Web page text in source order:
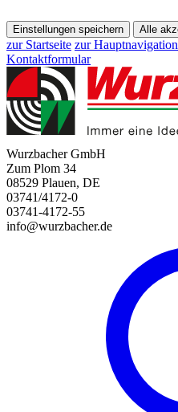
Einstellungen speichern Alle
zur Startseite zur Hauptnavigation
Kontaktformular
Wurzbacher GmbH
Zum Plom 34
08529 Plauen, DE
03741/4172-0
03741-4172-55
info@wurzbacher.de